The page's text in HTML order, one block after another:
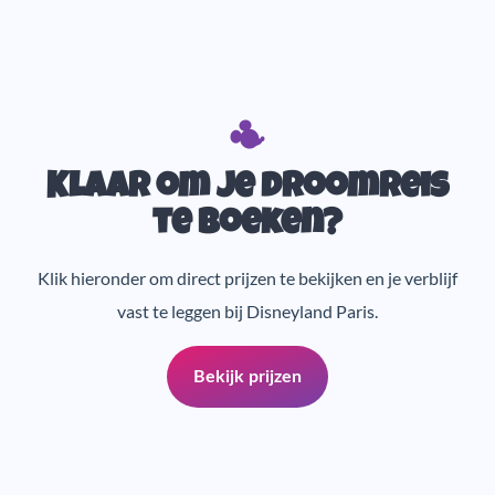
Klaar om je droomreis
te boeken?
Klik hieronder om direct prijzen te bekijken en je verblijf
vast te leggen bij Disneyland Paris.
Bekijk prijzen